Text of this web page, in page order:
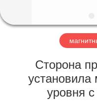
ФАБРИКИ
ПРОВЕРКА
КАЧЕСТВА
Сторона
установила
уровня